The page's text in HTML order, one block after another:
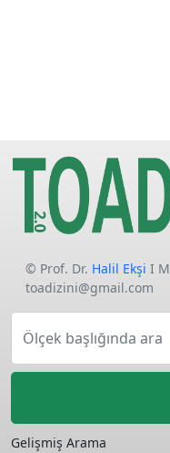
© Prof. Dr. Halil Ekşi I
toadizini@gmail.com
Ölçek başlığında ara
Gelişmiş Arama